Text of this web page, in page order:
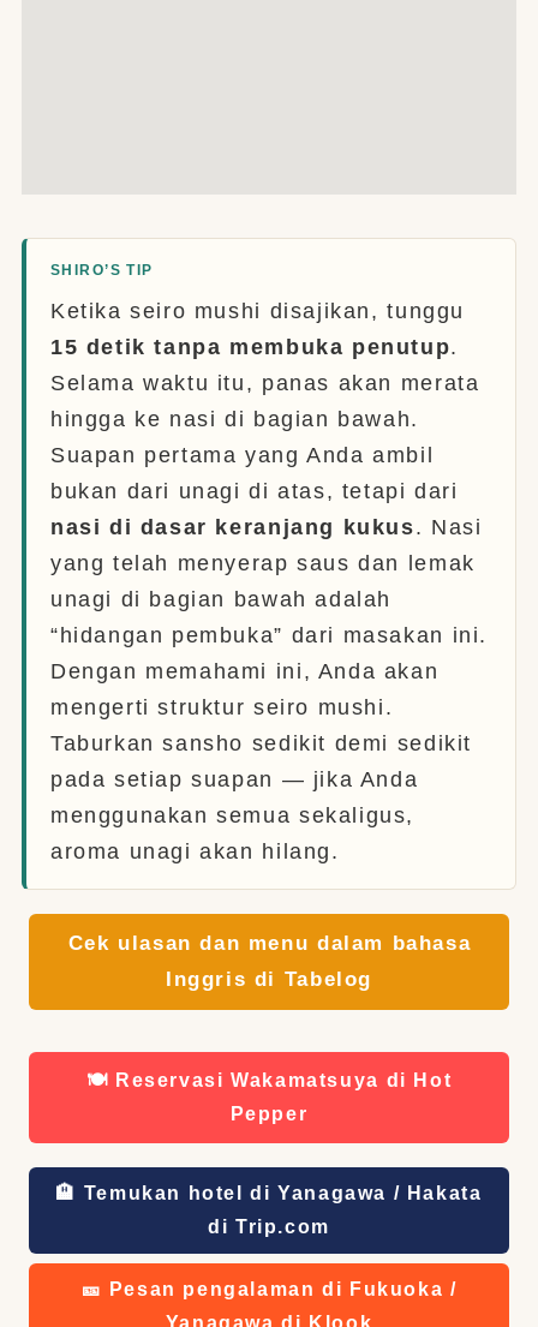
SHIRO’S TIP
Ketika seiro mushi disajikan, tunggu
15 detik tanpa membuka penutup.
Selama waktu itu, panas akan merata
hingga ke nasi di bagian bawah.
Suapan pertama yang Anda ambil
bukan dari unagi di atas, tetapi dari
nasi di dasar keranjang kukus. Nasi
yang telah menyerap saus dan lemak
unagi di bagian bawah adalah
“hidangan pembuka” dari masakan ini.
Dengan memahami ini, Anda akan
mengerti struktur seiro mushi.
Taburkan sansho sedikit demi sedikit
pada setiap suapan — jika Anda
menggunakan semua sekaligus,
aroma unagi akan hilang.
Cek ulasan dan menu dalam bahasa
Inggris di Tabelog
🍽️ Reservasi Wakamatsuya di Hot
Pepper
🏨 Temukan hotel di Yanagawa / Hakata
di Trip.com
🎫 Pesan pengalaman di Fukuoka /